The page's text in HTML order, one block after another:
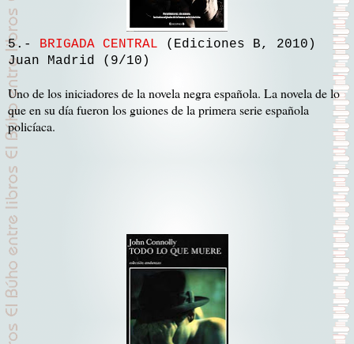
5.- BRIGADA CENTRAL (Ediciones B, 2010)
Juan Madrid (9/10)
Uno de los iniciadores de la novela negra española. La novela de lo
que en su día fueron los guiones de la primera serie española
policíaca.